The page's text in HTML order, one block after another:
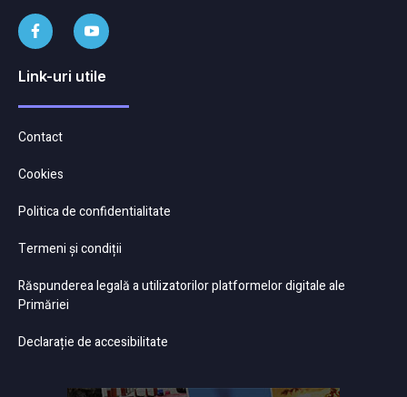
Link-uri utile
Contact
Cookies
Politica de confidentialitate
Termeni și condiții
Răspunderea legală a utilizatorilor platformelor digitale ale
Primăriei
Declarație de accesibilitate